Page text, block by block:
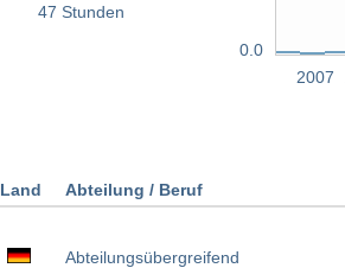
47 Stunden
0.0
2007
Land Abteilung / Beruf
Abteilungsübergreifend